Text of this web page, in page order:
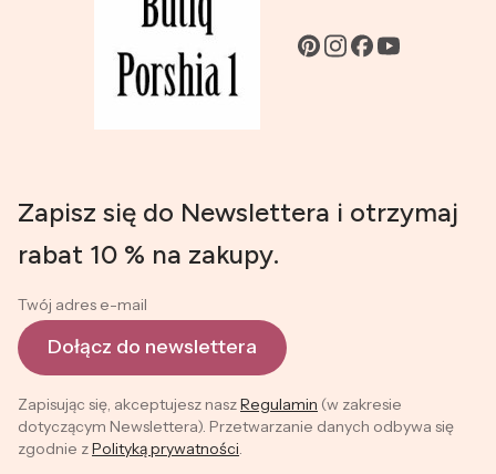
Zapisz się do Newslettera i otrzymaj
rabat 10 % na zakupy.
Twój adres e-mail
Dołącz do newslettera
Zapisując się, akceptujesz naszRegulamin (w zakresie
dotyczącym Newslettera). Przetwarzanie danych odbywa się
zgodnie zPolityką prywatności.